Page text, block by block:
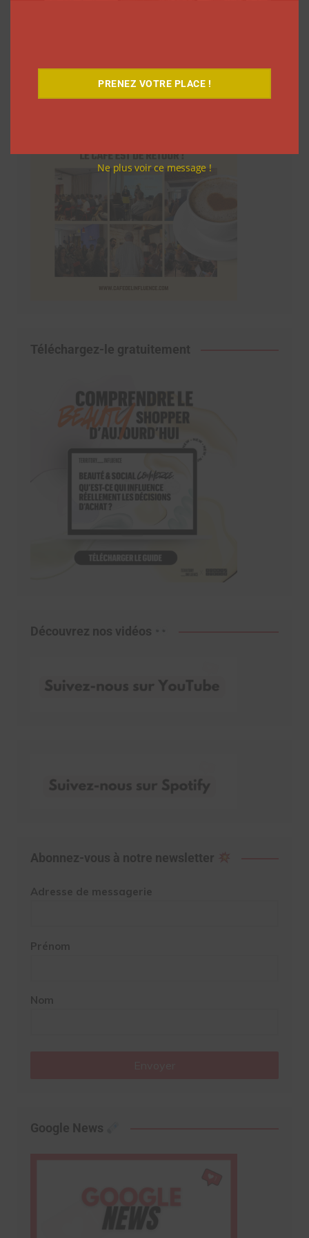
Le Café
Téléchargez-le gratuitement
Découvrez nos vidéos
Abonnez-vous à notre newsletter
Adresse de messagerie
Prénom
Nom
Google News
PRENEZ VOTRE PLACE !
Ne plus voir ce message !